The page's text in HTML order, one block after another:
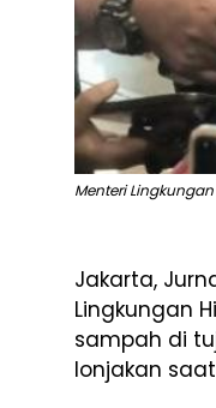
Menteri
Jakarta,
Lingkungan
sampah di
lonjakan saat